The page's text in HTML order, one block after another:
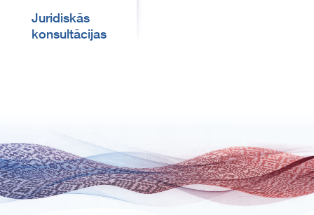
Juridiskās
konsultācijas